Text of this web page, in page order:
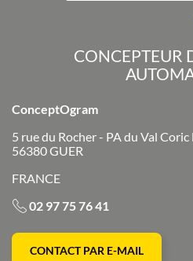
CONCEPTEUR
ConceptOgram
5 rue du Rocher - PA du Val Coric
56380GUER
FRANCE
02 97 75 76 41
CONTACT PAR E-MAIL